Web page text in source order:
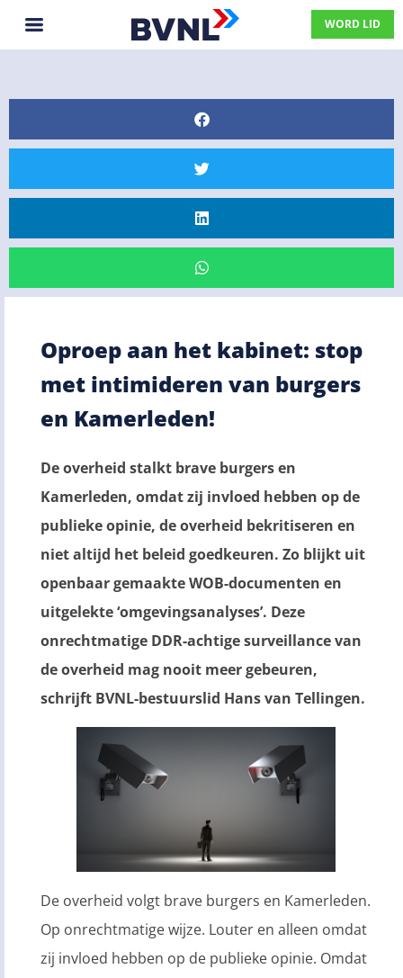
WORD LID
Oproep aan het kabinet: stop
met intimideren van burgers
en Kamerleden!
De overheid stalkt brave burgers en
Kamerleden, omdat zij invloed hebben op de
publieke opinie, de overheid bekritiseren en
niet altijd het beleid goedkeuren. Zo blijkt uit
openbaar gemaakte WOB-documenten en
uitgelekte ‘omgevingsanalyses’. Deze
onrechtmatige DDR-achtige surveillance van
de overheid mag nooit meer gebeuren,
schrijft BVNL-bestuurslid Hans van Tellingen.
De overheid volgt brave burgers en Kamerleden.
Op onrechtmatige wijze. Louter en alleen omdat
zij invloed hebben op de publieke opinie. Omdat